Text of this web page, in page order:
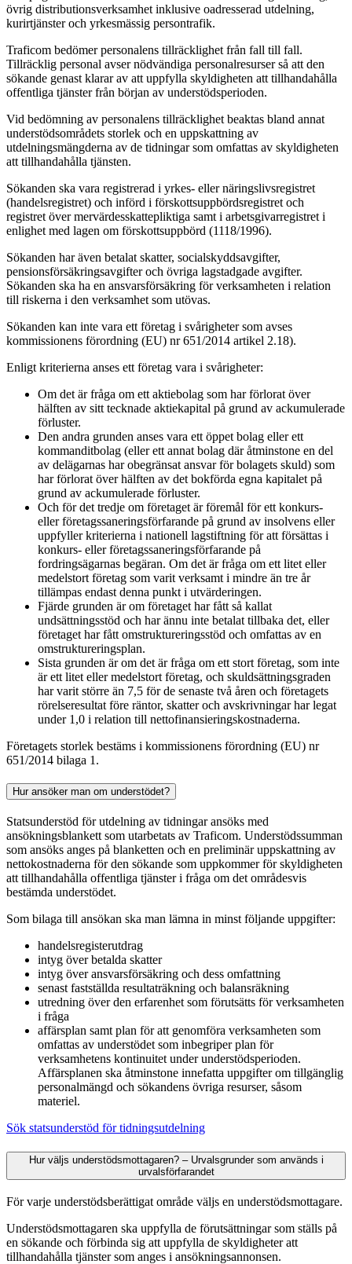
övrig distributionsverksamhet inklusive oadresserad utdelning,
kurirtjänster och yrkesmässig persontrafik.
Traficom bedömer personalens tillräcklighet från fall till fall.
Tillräcklig personal avser nödvändiga personalresurser så att den
sökande genast klarar av att uppfylla skyldigheten att tillhandahålla
offentliga tjänster från början av understödsperioden.
Vid bedömning av personalens tillräcklighet beaktas bland annat
understödsområdets storlek och en uppskattning av
utdelningsmängderna av de tidningar som omfattas av skyldigheten
att tillhandahålla tjänsten.
Sökanden ska vara registrerad i yrkes- eller näringslivsregistret
(handelsregistret) och införd i förskottsuppbördsregistret och
registret över mervärdesskattepliktiga samt i arbetsgivarregistret i
enlighet med lagen om förskottsuppbörd (1118/1996).
Sökanden har även betalat skatter, socialskyddsavgifter,
pensionsförsäkringsavgifter och övriga lagstadgade avgifter.
Sökanden ska ha en ansvarsförsäkring för verksamheten i relation
till riskerna i den verksamhet som utövas.
Sökanden kan inte vara ett företag i svårigheter som avses
kommissionens förordning (EU) nr 651/2014 artikel 2.18).
Enligt kriterierna anses ett företag vara i svårigheter:
Om det är fråga om ett aktiebolag som har förlorat över
hälften av sitt tecknade aktiekapital på grund av ackumulerade
förluster.
Den andra grunden anses vara ett öppet bolag eller ett
kommanditbolag (eller ett annat bolag där åtminstone en del
av delägarnas har obegränsat ansvar för bolagets skuld) som
har förlorat över hälften av det bokförda egna kapitalet på
grund av ackumulerade förluster.
Och för det tredje om företaget är föremål för ett konkurs-
eller företagssaneringsförfarande på grund av insolvens eller
uppfyller kriterierna i nationell lagstiftning för att försättas i
konkurs- eller företagssaneringsförfarande på
fordringsägarnas begäran. Om det är fråga om ett litet eller
medelstort företag som varit verksamt i mindre än tre år
tillämpas endast denna punkt i utvärderingen.
Fjärde grunden är om företaget har fått så kallat
undsättningsstöd och har ännu inte betalat tillbaka det, eller
företaget har fått omstruktureringsstöd och omfattas av en
omstruktureringsplan.
Sista grunden är om det är fråga om ett stort företag, som inte
är ett litet eller medelstort företag, och skuldsättningsgraden
har varit större än 7,5 för de senaste två åren och företagets
rörelseresultat före räntor, skatter och avskrivningar har legat
under 1,0 i relation till nettofinansieringskostnaderna.
Företagets storlek bestäms i kommissionens förordning (EU) nr
651/2014 bilaga 1.
Hur ansöker man om understödet?
Statsunderstöd för utdelning av tidningar ansöks med
ansökningsblankett som utarbetats av Traficom. Understödssumman
som ansöks anges på blanketten och en preliminär uppskattning av
nettokostnaderna för den sökande som uppkommer för skyldigheten
att tillhandahålla offentliga tjänster i fråga om det områdesvis
bestämda understödet.
Som bilaga till ansökan ska man lämna in minst följande uppgifter:
handelsregisterutdrag
intyg över betalda skatter
intyg över ansvarsförsäkring och dess omfattning
senast fastställda resultaträkning och balansräkning
utredning över den erfarenhet som förutsätts för verksamheten
i fråga
affärsplan samt plan för att genomföra verksamheten som
omfattas av understödet som inbegriper plan för
verksamhetens kontinuitet under understödsperioden.
Affärsplanen ska åtminstone innefatta uppgifter om tillgänglig
personalmängd och sökandens övriga resurser, såsom
materiel.
Sök statsunderstöd för tidningsutdelning
Hur väljs understödsmottagaren? – Urvalsgrunder som används i
urvalsförfarandet
För varje understödsberättigat område väljs en understödsmottagare.
Understödsmottagaren ska uppfylla de förutsättningar som ställs på
en sökande och förbinda sig att uppfylla de skyldigheter att
tillhandahålla tjänster som anges i ansökningsannonsen.